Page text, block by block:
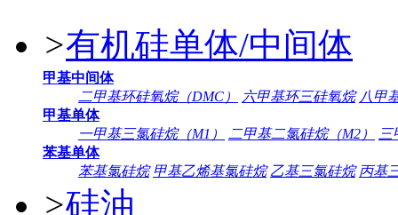
>有机硅单体/中间体
甲基中间体
二甲基环硅氧烷（DMC）
六甲基环三硅氧烷 八甲
甲基单体
一甲基三氯硅烷（M1）
二甲基二氯硅烷（M2）
三
苯基单体
苯基氯硅烷 甲基乙烯基氯硅烷 乙基三氯硅烷 丙基
>硅油